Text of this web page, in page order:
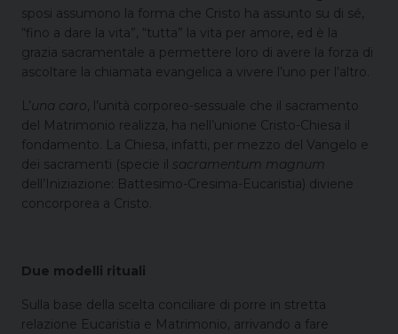
sposi assumono la forma che Cristo ha assunto su di sé,
“fino a dare la vita”, “tutta” la vita per amore, ed è la
grazia sacramentale a permettere loro di avere la forza di
ascoltare la chiamata evangelica a vivere l’uno per l’altro.
L’ una caro, l’unità corporeo-sessuale che il sacramento
del Matrimonio realizza, ha nell’unione Cristo-Chiesa il
fondamento. La Chiesa, infatti, per mezzo del Vangelo e
dei sacramenti (specie il sacramentum magnum
dell’Iniziazione: Battesimo-Cresima-Eucaristia) diviene
concorporea a Cristo.
Due modelli rituali
Sulla base della scelta conciliare di porre in stretta
relazione Eucaristia e Matrimonio, arrivando a fare